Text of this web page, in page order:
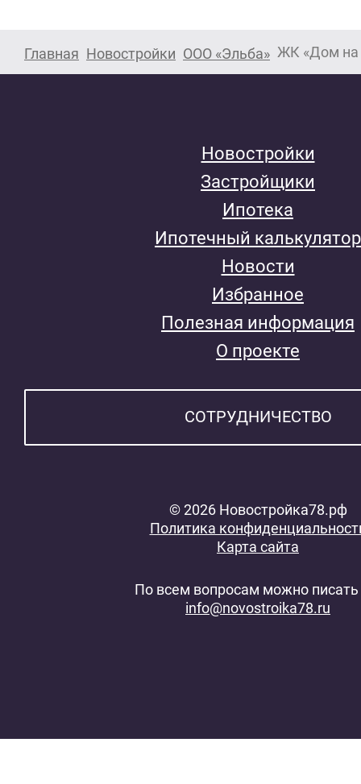
Главная Новостройки ООО «Эльба» ЖК «Дом на
Новостройки
Застройщики
Ипотека
Ипотечный калькулятор
Новости
Избранное
Полезная информация
О проекте
СОТРУДНИЧЕСТВО
© 2026 Новостройка78.рф
Политика
Карта сайта
По всем вопросам можно писать
info@novostroika78.ru